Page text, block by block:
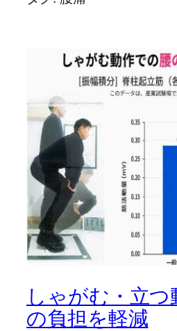
しゃがむ・立つ
の負担を軽減